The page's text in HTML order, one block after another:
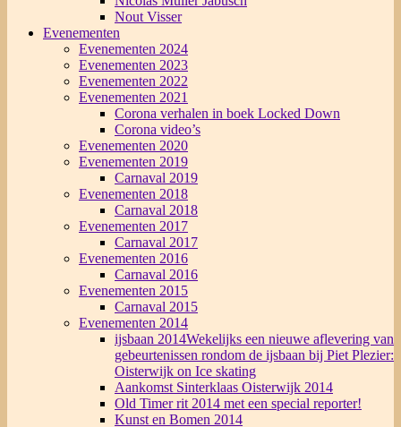
Nout Visser
Evenementen
Evenementen 2024
Evenementen 2023
Evenementen 2022
Evenementen 2021
Corona verhalen in boek Locked Down
Corona video’s
Evenementen 2020
Evenementen 2019
Carnaval 2019
Evenementen 2018
Carnaval 2018
Evenementen 2017
Carnaval 2017
Evenementen 2016
Carnaval 2016
Evenementen 2015
Carnaval 2015
Evenementen 2014
ijsbaan 2014Wekelijks een nieuwe aflevering van
gebeurtenissen rondom de ijsbaan bij Piet Plezier:
Oisterwijk on Ice skating
Aankomst Sinterklaas Oisterwijk 2014
Old Timer rit 2014 met een special reporter!
Kunst en Bomen 2014